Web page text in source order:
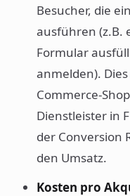
Besucher, die
ausführen (z.B.
Formular
anmelden).
Commerce-
Dienstleister in
der Conversion
den Umsatz.
Kosten pro